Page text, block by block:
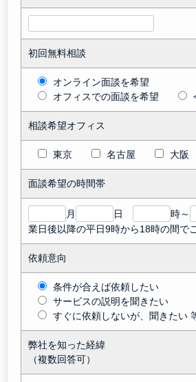
初回無料相談
オンライン面談を希望
オフィスでの面談を希望
相談希望オフィス
東京 名古屋 大阪
面談希望の時間帯
月 日 時～
業日後以降の平日9時から18時の間で
依頼意向
条件が合えば依頼したい
サービスの説明を聞きたい
すぐに依頼しないが、聞きたい
弊社を知った経緯
（複数回答可）